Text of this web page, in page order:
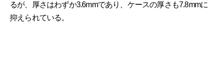
るが、厚さはわずか3.6mmであり、ケースの厚さも7.8mmに
抑えられている。